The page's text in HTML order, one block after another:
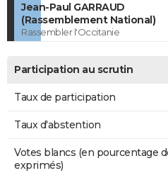
Jean-Paul GARRAUD
(Rassemblement National)
Rassembler l'Occitanie
Participation au scrutin
Taux de participation
Taux d'abstention
Votes blancs (en pourcentage
exprimés)